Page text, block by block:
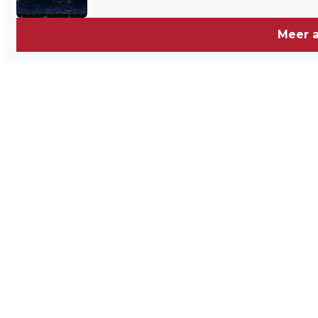
DE KROGTEN EN DE MARK
Meer